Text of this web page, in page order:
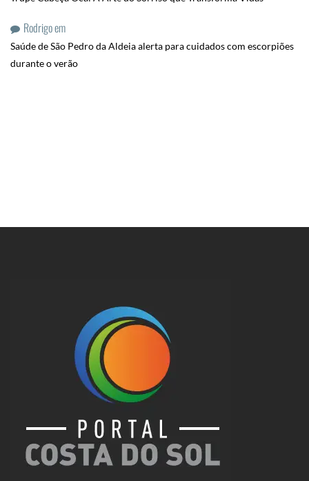
Rodrigoem
Saúde de São Pedro da Aldeia alerta para cuidados com escorpiões
durante o verão